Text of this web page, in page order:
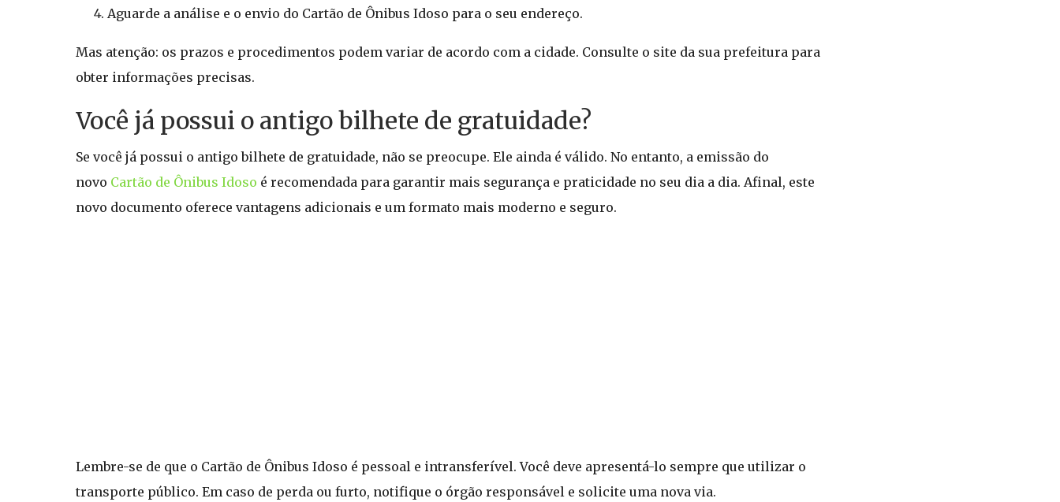
Aguarde a análise e o envio do Cartão de Ônibus Idoso para o seu endereço.
Mas atenção: os prazos e procedimentos podem variar de acordo com a cidade. Consulte o site da sua prefeitura para
obter informações precisas.
Você já possui o antigo bilhete de gratuidade?
Se você já possui o antigo bilhete de gratuidade, não se preocupe. Ele ainda é válido. No entanto, a emissão do
novo Cartão de Ônibus Idoso é recomendada para garantir mais segurança e praticidade no seu dia a dia. Afinal, este
novo documento oferece vantagens adicionais e um formato mais moderno e seguro.
Lembre-se de que o Cartão de Ônibus Idoso é pessoal e intransferível. Você deve apresentá-lo sempre que utilizar o
transporte público. Em caso de perda ou furto, notifique o órgão responsável e solicite uma nova via.